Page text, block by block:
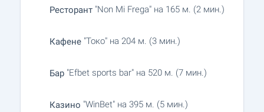
Ресторант "Non Mi Frega" на 165 м. (2 мин.)
Кафене "Токо" на 204 м. (3 мин.)
Бар "Efbet sports bar" на 520 м. (7 мин.)
Казино "WinBet" на 395 м. (5 мин.)